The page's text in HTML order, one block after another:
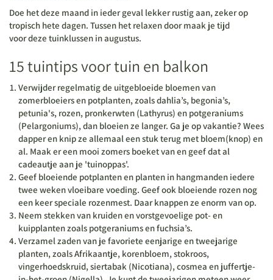
Doe het deze maand in ieder geval lekker rustig aan, zeker op
tropisch hete dagen. Tussen het relaxen door maak je tijd
voor deze tuinklussen in augustus.
15 tuintips voor tuin en balkon
Verwijder regelmatig de uitgebloeide bloemen van
zomerbloeiers en potplanten, zoals dahlia’s, begonia’s,
petunia's, rozen, pronkerwten (Lathyrus) en potgeraniums
(Pelargoniums), dan bloeien ze langer. Ga je op vakantie? Wees
dapper en knip ze allemaal een stuk terug met bloem(knop) en
al. Maak er een mooi zomers boeket van en geef dat al
cadeautje aan je 'tuinoppas'.
Geef bloeiende potplanten en planten in hangmanden iedere
twee weken vloeibare voeding. Geef ook bloeiende rozen nog
een keer speciale rozenmest. Daar knappen ze enorm van op.
Neem stekken van kruiden en vorstgevoelige pot- en
kuipplanten zoals potgeraniums en fuchsia’s.
Verzamel zaden van je favoriete eenjarige en tweejarige
planten, zoals Afrikaantje, korenbloem, stokroos,
vingerhoedskruid, siertabak (Nicotiana), cosmea en juffertje-